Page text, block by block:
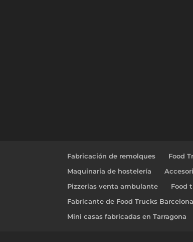
Fabricación de remolques Food
Maquinaria de hostelería
Pizzerias venta ambulante
Food
Fabricante de Food Trucks
Mini casas fabricadas en Tarragona